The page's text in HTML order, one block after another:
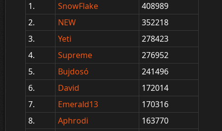
1. SnowFlake
408989
2.
NEW
352218
3.
Yeti
278423
4.
Supreme
276952
5.
Bujdosó
241496
6.
David
172014
7.
Emerald13
170316
8.
Aphrodi
163770